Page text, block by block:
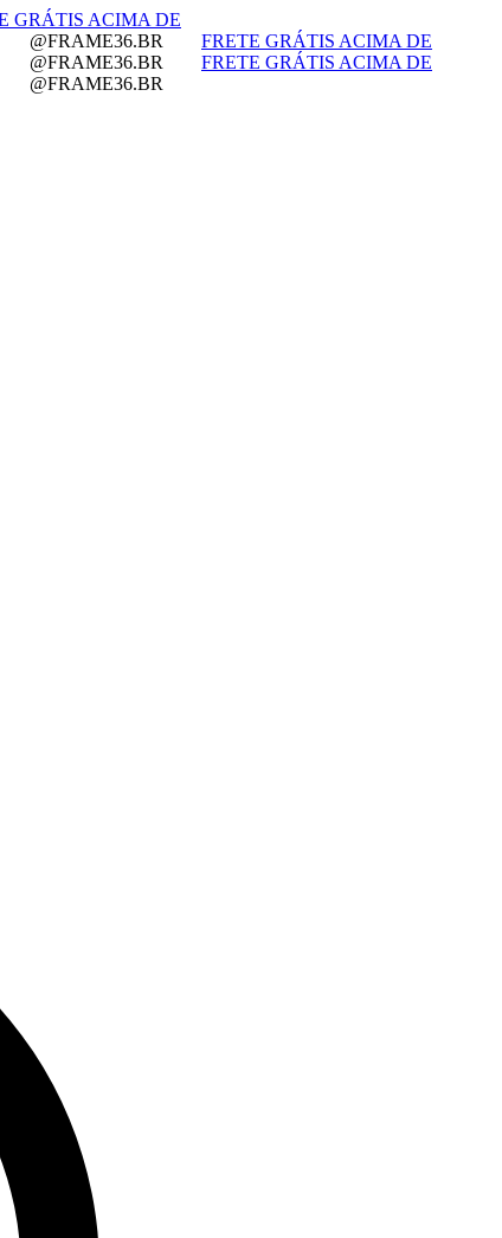
GRÁTIS ACIMA DE
@FRAME36.BR
FRETE GRÁTIS ACIMA DE
@FRAME36.BR
FRETE GRÁTIS ACIMA DE
@FRAME36.BR